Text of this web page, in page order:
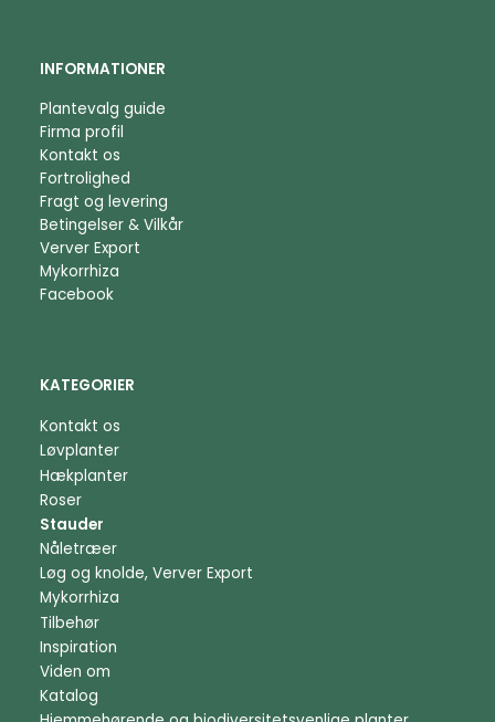
INFORMATIONER
Plantevalg guide
Firma profil
Kontakt os
Fortrolighed
Fragt og levering
Betingelser & Vilkår
Verver Export
Mykorrhiza
Facebook
KATEGORIER
Kontakt os
Løvplanter
Hækplanter
Roser
Stauder
Nåletræer
Løg og knolde, Verver Export
Mykorrhiza
Tilbehør
Inspiration
Viden om
Katalog